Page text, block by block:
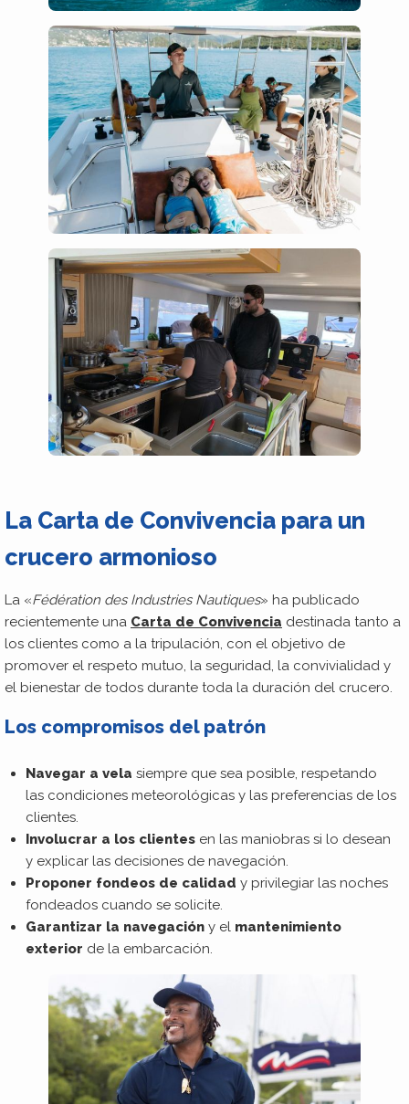
La Carta de Convivencia para un
crucero armonioso
La «Fédération des Industries Nautiques» ha publicado
recientemente una Carta de Convivencia destinada tanto a
los clientes como a la tripulación, con el objetivo de
promover el respeto mutuo, la seguridad, la convivialidad y
el bienestar de todos durante toda la duración del crucero.
Los compromisos del patrón
Navegar a vela siempre que sea posible, respetando
las condiciones meteorológicas y las preferencias de los
clientes.
Involucrar a los clientes en las maniobras si lo desean
y explicar las decisiones de navegación.
Proponer fondeos de calidad y privilegiar las noches
fondeados cuando se solicite.
Garantizar la navegación y el mantenimiento
exterior de la embarcación.